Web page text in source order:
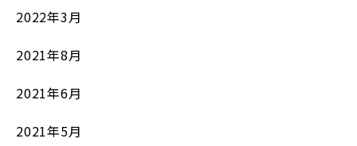
2022年3月
2021年8月
2021年6月
2021年5月